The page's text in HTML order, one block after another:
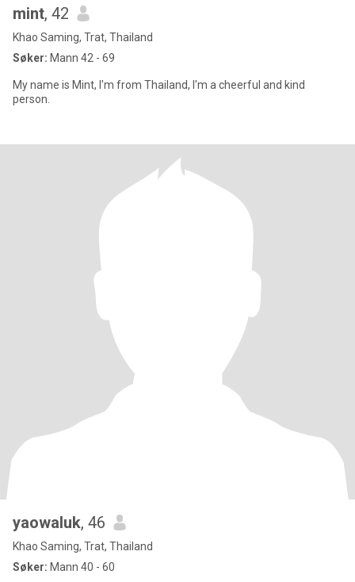
mint, 42
Khao Saming, Trat, Thailand
Søker: Mann 42 - 69
My name is Mint, I'm from Thailand, I'm a cheerful and kind
person.
yaowaluk, 46
Khao Saming, Trat, Thailand
Søker: Mann 40 - 60